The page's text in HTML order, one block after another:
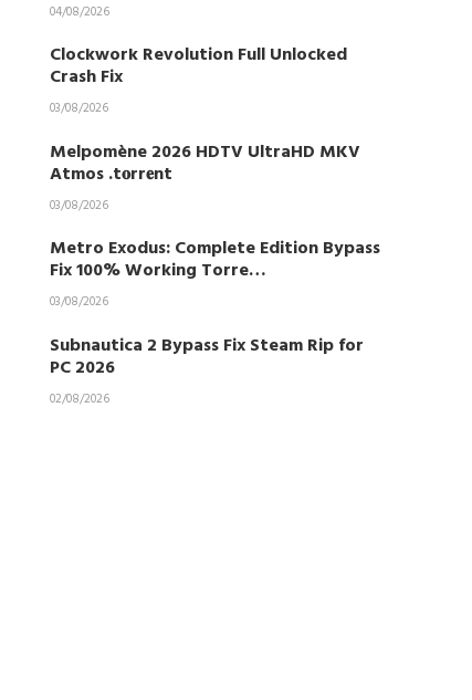
04/08/2026
Clockwork Revolution Full Unlocked
Crash Fix
03/08/2026
Melpomène 2026 HDTV UltraHD MKV
Atmos .t𝐨rr𝐞nt
03/08/2026
Metro Exodus: Complete Edition Bypass
Fix 100% Working Torre…
03/08/2026
Subnautica 2 Bypass Fix Steam Rip for
PC 2026
02/08/2026